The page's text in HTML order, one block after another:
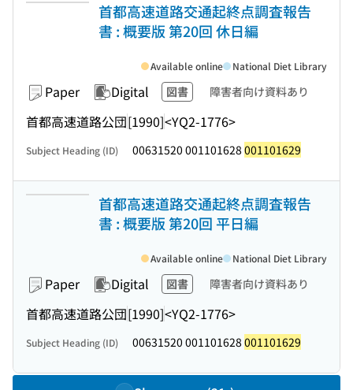
首都高速道路交通起終点調査報告
書 : 概要版 第20回 休日編
Paper Digital 図書 障害者向け資料あり
首都高速道路公団[1990]<YQ2-1776>
Available online National Diet Library
Subject Heading (ID) 00631520 001101628 001101629
首都高速道路交通起終点調査報告
書 : 概要版 第20回 平日編
Paper Digital 図書 障害者向け資料あり
首都高速道路公団[1990]<YQ2-1776>
Available online National Diet Library
Subject Heading (ID) 00631520 001101628 001101629